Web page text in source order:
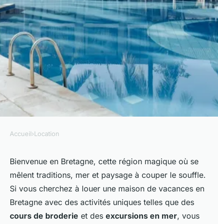
Où peut-on louer une maison
de vacances en Bretagne avec
des cours de broderie et des
excursions en mer?
Accueil›Location
Bienvenue en Bretagne, cette région magique où se
mêlent traditions, mer et paysage à couper le souffle.
Si vous cherchez à louer une maison de vacances en
Bretagne avec des activités uniques telles que des
cours de broderie et des excursions en mer, vous